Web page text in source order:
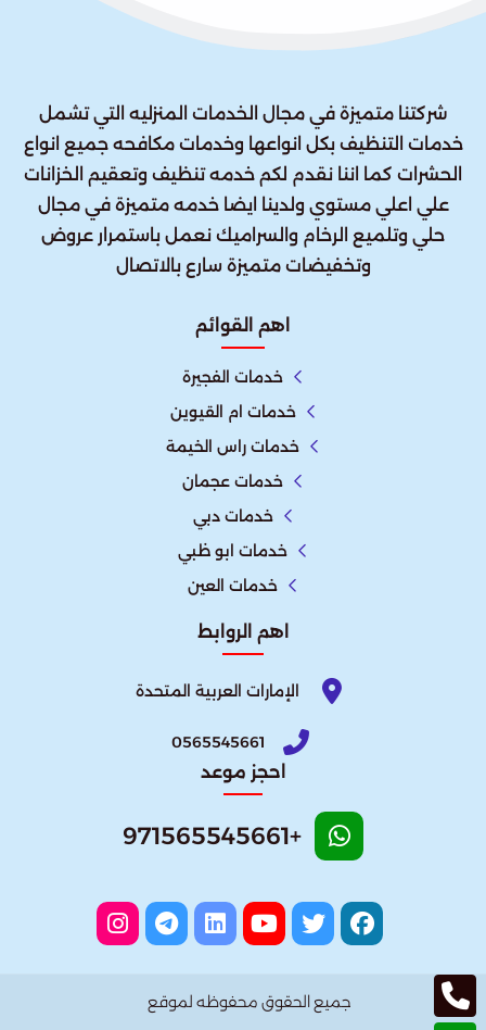
شركتنا متميزة في مجال الخدمات المنزليه التي تشمل
خدمات التنظيف بكل انواعها وخدمات مكافحه جميع انواع
الحشرات كما اننا نقدم لكم خدمه تنظيف وتعقيم الخزانات
علي اعلي مستوي ولدينا ايضا خدمه متميزة في مجال
حلي وتلميع الرخام والسراميك نعمل باستمرار عروض
وتخفيضات متميزة سارع بالاتصال
اهم القوائم
خدمات الفجيرة
خدمات ام القيوين
خدمات راس الخيمة
خدمات عجمان
خدمات دبي
خدمات ابو ظبي
خدمات العين
اهم الروابط
الإمارات العربية المتحدة​
0565545661
احجز موعد
+971565545661
جميع الحقوق محفوظه لموقع